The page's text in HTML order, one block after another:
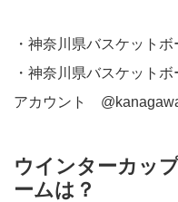
・ 神奈川県バスケットボ
・神奈川県バスケット
アカウント
ウインターカッ
ームは？